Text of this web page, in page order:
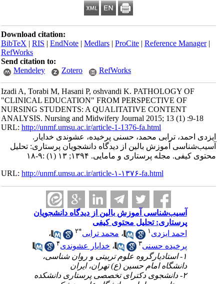
Download citation:
BibTeX|RIS|EndNote|Medlars|ProCite|Reference Manager
RefWorks
Send citation to:
Mendeley
Zotero RefWorks
Izadi A, Torabi M, Hasani P, oshvandi K. PATHOLOGY OF
"CLINICAL EDUCATION" FROM PERSPECTIVE OF
NURSING STUDENTS: A QUALITATIVE CONTENT
ANALYSIS. Nursing and Midwifery Journal 2015; 13 (1) :9-18
URL:http://unmf.umsu.ac.ir/article-1-1376-fa.html
ایزدی احمد، ترابی محمد، حسنی پرخیده، عشوندی خدایار.
آسیب‌شناسی آموزش بالین از دیدگاه دانشجویان پرستاری: تحلیل
محتوی کیفی. مجله پرستاری و مامایی. ۱۳۹۴; ۱۳ (۱) :۹-۱۸
URL:http://unmf.umsu.ac.ir/article-۱-۱۳۷۶-fa.html
آسیب‌شناسی آموزش بالین از دیدگاه دانشجویان
پرستاری: تحلیل محتوی کیفی
احمد ایزدی۱ ،محمد ترابی ۲
،
پرخیده حسنی
،خدایار عشوندی
۱- استادیارگروه علوم تربیتی و روان شناسی،
دانشگاه امام حسین (ع) تهران، ایران
۲- دانشجوی دکترای تخصصی پرستاری دانشکده